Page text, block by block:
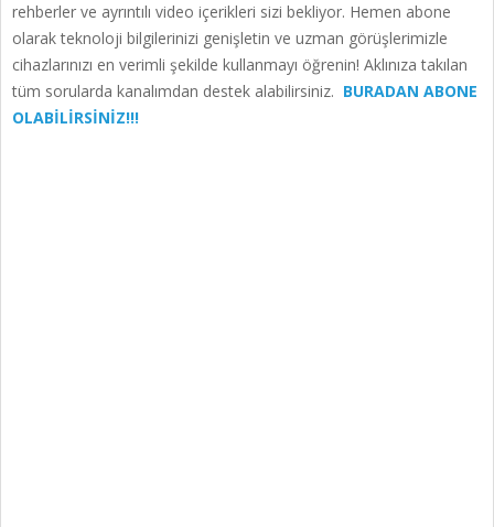
rehberler ve ayrıntılı video içerikleri sizi bekliyor. Hemen abone
olarak teknoloji bilgilerinizi genişletin ve uzman görüşlerimizle
cihazlarınızı en verimli şekilde kullanmayı öğrenin! Aklınıza takılan
tüm sorularda kanalımdan destek alabilirsiniz. BURADAN ABONE
OLABİLİRSİNİZ!!!